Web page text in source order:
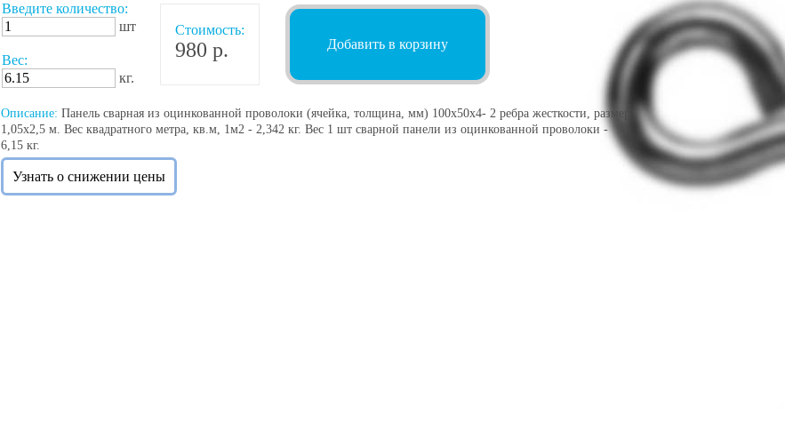
Введите количество:
шт
Вес:
кг.
Стоимость:
980 р. Добавить в корзину
Описание: Панель сварная из оцинкованной проволоки (ячейка, толщина, мм) 100х50х4- 2 ребра жесткости, размер
1,05х2,5 м. Вес квадратного метра, кв.м, 1м2 - 2,342 кг. Вес 1 шт сварной панели из оцинкованной проволоки -
6,15 кг.
Узнать о снижении цены